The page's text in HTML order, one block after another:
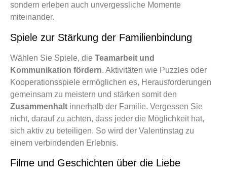
sondern erleben auch unvergessliche Momente
miteinander.
Spiele zur Stärkung der Familienbindung
Wählen Sie Spiele, die Teamarbeit und
Kommunikation fördern. Aktivitäten wie Puzzles oder
Kooperationsspiele ermöglichen es, Herausforderungen
gemeinsam zu meistern und stärken somit den
Zusammenhalt innerhalb der Familie. Vergessen Sie
nicht, darauf zu achten, dass jeder die Möglichkeit hat,
sich aktiv zu beteiligen. So wird der Valentinstag zu
einem verbindenden Erlebnis.
Filme und Geschichten über die Liebe